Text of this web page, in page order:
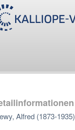
Alfred (1873-1935)